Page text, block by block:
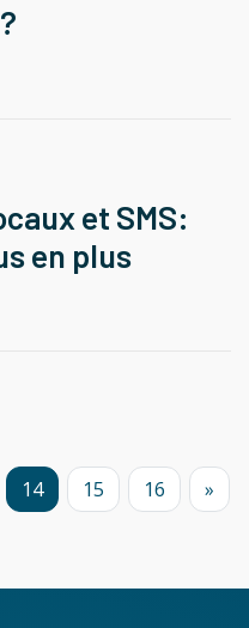
et SMS:
en plus
14 15 16 »